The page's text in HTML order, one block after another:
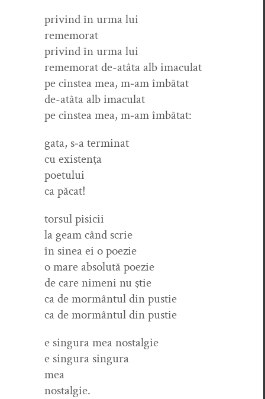
privind în urma lui
rememorat
privind în urma lui
remem­o­rat de-atâ­ta alb imaculat
pe cin­stea mea, m‑am îmbătat
de-atâ­ta alb imaculat
pe cin­stea mea, m‑am îmbătat:
gata, s‑a terminat
cu existenţa
poetului
ca păcat!
tor­sul pisicii
la geam când scrie
în sinea ei o poezie
o mare abso­lută poezie
de care nimeni nu ştie
ca de mor­mân­tul din pustie
ca de mor­mân­tul din pustie
e sin­gu­ra mea nostalgie
e sin­gu­ra singura
mea
nostalgie.